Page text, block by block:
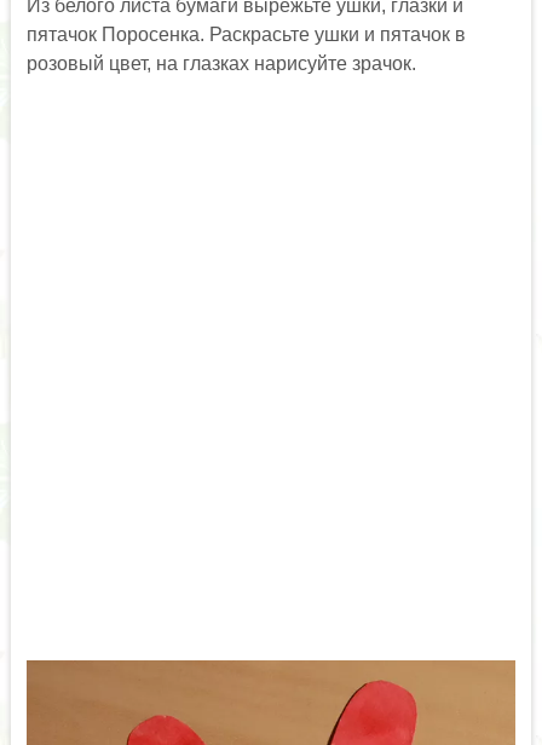
Из белого листа бумаги вырежьте ушки, глазки и
пятачок Поросенка. Раскрасьте ушки и пятачок в
розовый цвет, на глазках нарисуйте зрачок.